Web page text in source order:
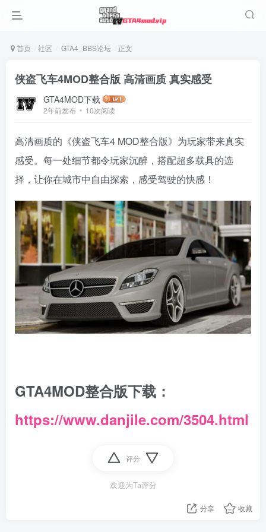
首页 社区 GTA4_BBS论坛 正文
侠盗飞车4MOD整合版 高清画质 真实感受
GTA4MOD下载
2年前发布 10次阅读
高清画质的《侠盗飞车4 MOD整合版》为玩家带来真实
感受。每一处细节都令玩家沉醉，搭配超多载具的选
择，让你在城市中自由探索，感受驾驶的快感！
GTA4MOD整合版下载：
https://www.danjile.com/3504.html
评分
欢迎为Ta评分
分享 收藏